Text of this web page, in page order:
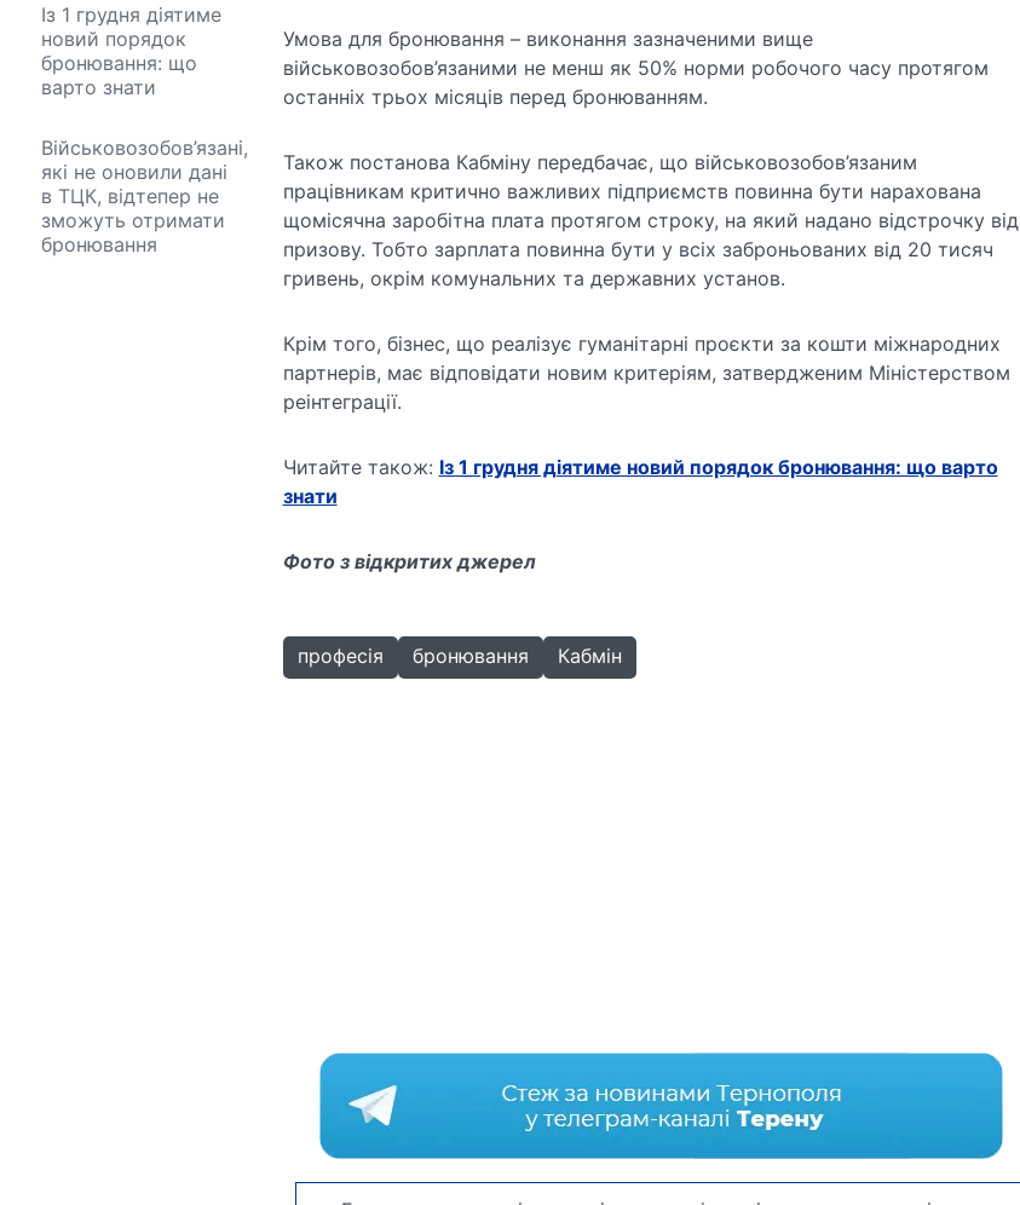
Із 1 грудня діятиме
новий порядок
бронювання: що
варто знати
Військовозобов’язані,
які не оновили дані
в ТЦК, відтепер не
зможуть отримати
бронювання
Умова для бронювання – виконання зазначеними вище
військовозобов’язаними не менш як 50% норми робочого часу протягом
останніх трьох місяців перед бронюванням.
Також постанова Кабміну передбачає, що військовозобов’язаним
працівникам критично важливих підприємств повинна бути нарахована
щомісячна заробітна плата протягом строку, на який надано відстрочку від
призову. Тобто зарплата повинна бути у всіх заброньованих від 20 тисяч
гривень, окрім комунальних та державних установ.
Крім того, бізнес, що реалізує гуманітарні проєкти за кошти міжнародних
партнерів, має відповідати новим критеріям, затвердженим Міністерством
реінтеграції.
Читайте також: Із 1 грудня діятиме новий порядок бронювання: що варто
знати
Фото з відкритих джерел
професія бронювання Кабмін